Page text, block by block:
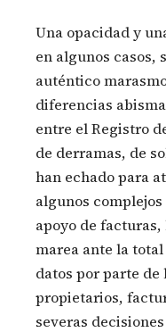
Una opacidad y
en algunos casos,
auténtico
diferencias
entre el Registro
de derramas, de
han echado para
algunos
apoyo de
marea ante la
datos por parte de
propietarios,
severas